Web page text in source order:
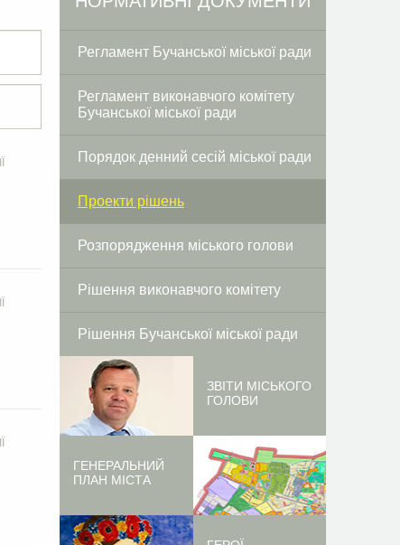
Регламент Бучанської міської ради
Регламент виконавчого комітету
Бучанської міської ради
Порядок денний сесій міської ради
Проекти рішень
Розпорядження міського голови
Рішення виконавчого комітету
Рішення Бучанської міської ради
ЗВІТИ МІСЬКОГО
ГОЛОВИ
ГЕНЕРАЛЬНИЙ
ПЛАН МІСТА